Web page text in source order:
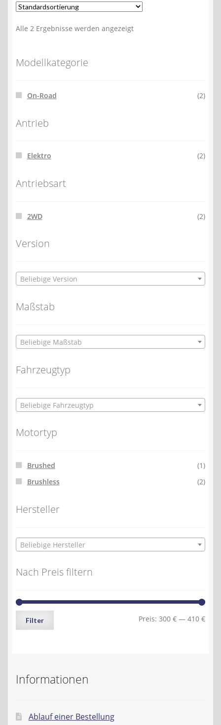
Alle 2 Ergebnisse werden angezeigt
Modellkategorie
On-Road (2)
Antrieb
Elektro (2)
Antriebsart
2WD (2)
Version
Beliebige Version
Maßstab
Beliebige Maßstab
Fahrzeugtyp
Beliebige Fahrzeugtyp
Motortyp
Brushed
(1)
Brushless
(2)
Hersteller
Beliebige Hersteller
Nach Preis filtern
Min.
Max.
Filter Preis: 300 € — 410 €
Informationen
Ablauf einer Bestellung